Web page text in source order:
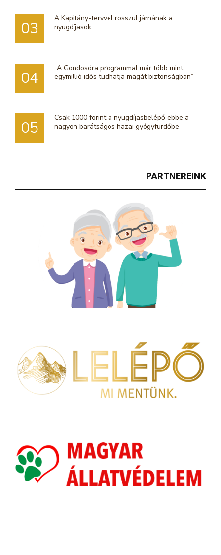
PARTNEREINK
03
A Kapitány-tervvel rosszul járnának a
nyugdíjasok
04
„A Gondosóra programmal már több mint
egymillió idős tudhatja magát biztonságban”
05
Csak 1000 forint a nyugdíjasbelépő ebbe a
nagyon barátságos hazai gyógyfürdőbe